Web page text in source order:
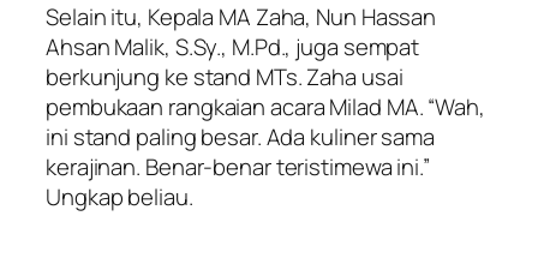
Selain itu, Kepala MA Zaha, Nun Hassan
Ahsan Malik, S.Sy., M.Pd., juga sempat
berkunjung ke stand MTs. Zaha usai
pembukaan rangkaian acara Milad MA. “Wah,
ini stand paling besar. Ada kuliner sama
kerajinan. Benar-benar teristimewa ini.”
Ungkap beliau.